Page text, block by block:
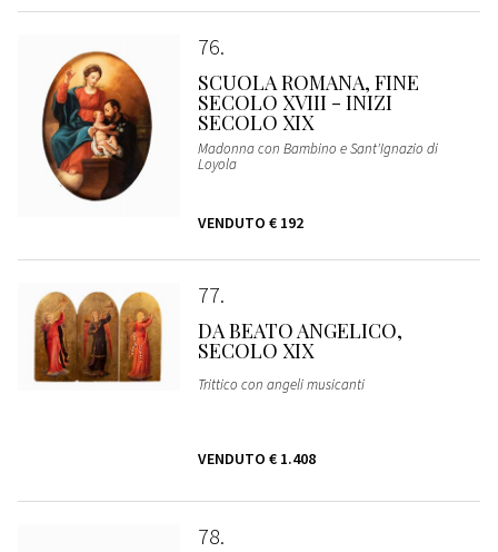
76
SCUOLA ROMANA, FINE
SECOLO XVIII - INIZI
SECOLO XIX
Madonna con Bambino e Sant'Ignazio di
Loyola
VENDUTO € 192
77
DA BEATO ANGELICO,
SECOLO XIX
Trittico con angeli musicanti
VENDUTO € 1.408
78